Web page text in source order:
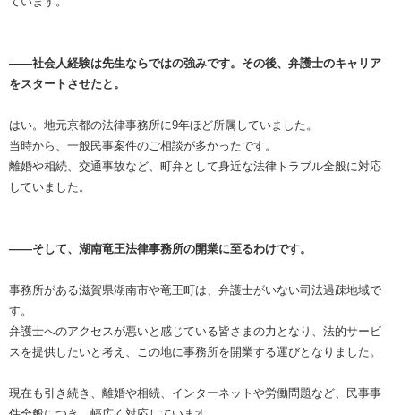
――社会人経験は先生ならではの強みです。その後、弁護士のキャリア
をスタートさせたと。
はい。地元京都の法律事務所に9年ほど所属していました。
当時から、一般民事案件のご相談が多かったです。
離婚や相続、交通事故など、町弁として身近な法律トラブル全般に対応
していました。
――そして、湖南竜王法律事務所の開業に至るわけです。
事務所がある滋賀県湖南市や竜王町は、弁護士がいない司法過疎地域で
す。
弁護士へのアクセスが悪いと感じている皆さまの力となり、法的サービ
スを提供したいと考え、この地に事務所を開業する運びとなりました。
現在も引き続き、離婚や相続、インターネットや労働問題など、民事事